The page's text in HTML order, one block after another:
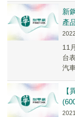
新
產
11
台
汽
【